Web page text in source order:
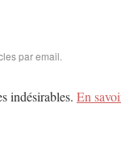
par email.
indésirables. En